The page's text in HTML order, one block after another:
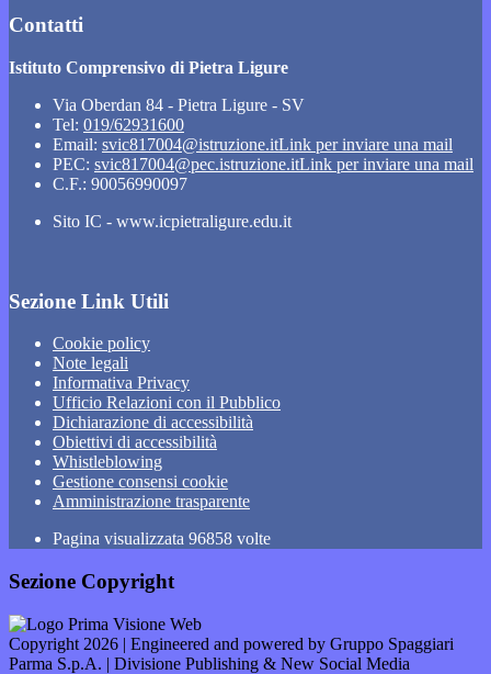
Contatti
Istituto Comprensivo di Pietra Ligure
Via Oberdan 84 - Pietra Ligure - SV
Tel: 019/62931600
Email: svic817004@istruzione.itLink per inviare una mail
PEC: svic817004@pec.istruzione.itLink per inviare una mail
C.F.: 90056990097
Sito IC - www.icpietraligure.edu.it
Sezione Link Utili
Cookie policy
Note legali
Informativa Privacy
Ufficio Relazioni con il Pubblico
Dichiarazione di accessibilità
Obiettivi di accessibilità
Whistleblowing
Gestione consensi cookie
Amministrazione trasparente
Pagina visualizzata 96858 volte
Sezione Copyright
Copyright 2026 | Engineered and powered by Gruppo Spaggiari
Parma S.p.A. | Divisione Publishing & New Social Media